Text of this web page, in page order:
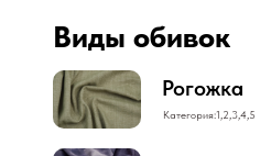
Виды обивок
Рогожка
Категория:1,2,3,4,5